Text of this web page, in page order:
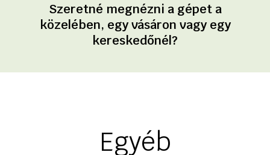
Szeretné megnézni a gépet a
közelében, egy vásáron vagy egy
kereskedőnél?
Egyéb